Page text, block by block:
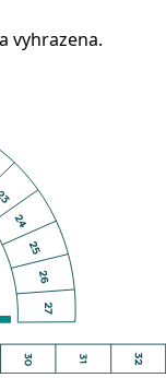
vyhrazena.